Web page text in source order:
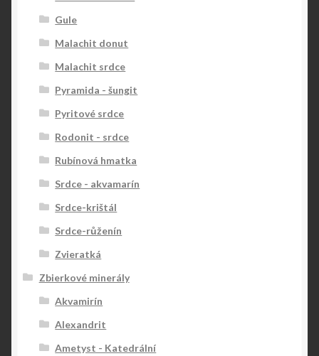
Gule
Malachit donut
Malachit srdce
Pyramida - šungit
Pyritové srdce
Rodonit - srdce
Rubínová hmatka
Srdce - akvamarín
Srdce-krištál
Srdce-růženín
Zvieratká
Zbierkové minerály
Akvamirín
Alexandrit
Ametyst - Katedrální